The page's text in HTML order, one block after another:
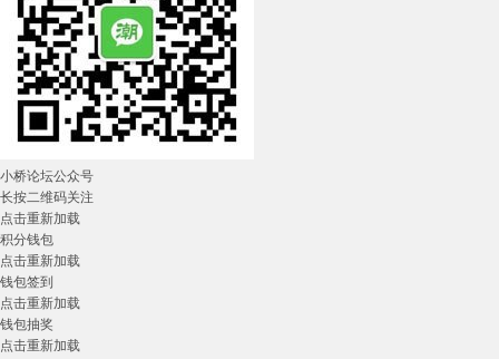
小桥论坛公众号
长按二维码关注
点击重新加载
积分钱包
点击重新加载
钱包签到
点击重新加载
钱包抽奖
点击重新加载